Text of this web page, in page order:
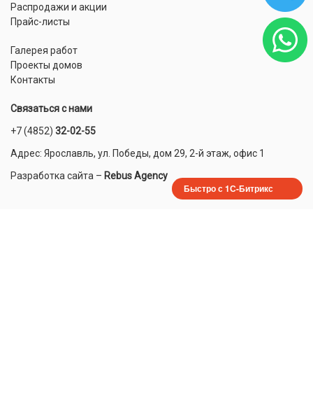
Распродажи и акции
Прайс-листы
Галерея работ
Проекты домов
Контакты
Связаться с нами
+7 (4852) 32-02-55
Адрес: Ярославль, ул. Победы, дом 29, 2-й этаж, офис 1
Разработка сайта – Rebus Agency
Быстро с 1С-Битрикс